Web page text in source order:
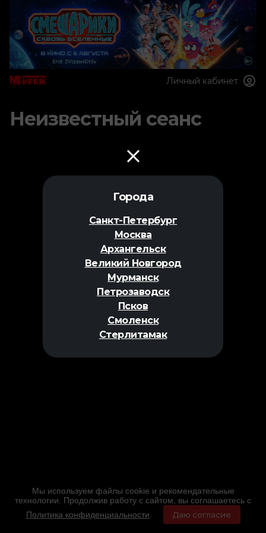
Города
Санкт-Петербург
Москва
Архангельск
Великий Новгород
Мурманск
Петрозаводск
Псков
Смоленск
Стерлитамак
Личный кабинет
Неизвестный сеанс
Мы используем файлы cookie и рекомендательные
технологии. Продолжив работу с сайтом, вы соглашаетесь с
Политика конфиденциальности
Даю согласие